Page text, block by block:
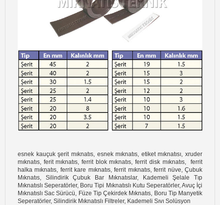
esnek kauçuk şerit mıknatıs, esnek mıknatıs, etiket mıknatısı, xruder
mıknatıs, ferit mıknatıs, ferrit blok mıknatıs, ferrit disk mıknatıs, ferrit
halka mıknatıs, ferrit kare mıknatıs, ferrit mıknatıs, ferrit nüve, Çubuk
Mıknatıs, Silindirik Çubuk Bar Mıknatıslar, Kademeli Şelale Tıp
Mıknatıslı Seperatörler, Boru Tipi Mıknatıslı Kutu Seperatörler, Avuç İçi
Mıknatıslı Sac Sürücü, Füze Tip Çekirdek Mıknatıs, Boru Tip Manyetik
Seperatörler, Silindirik Mıknatıslı Filtreler, Kademeli Sıvı Solüsyon